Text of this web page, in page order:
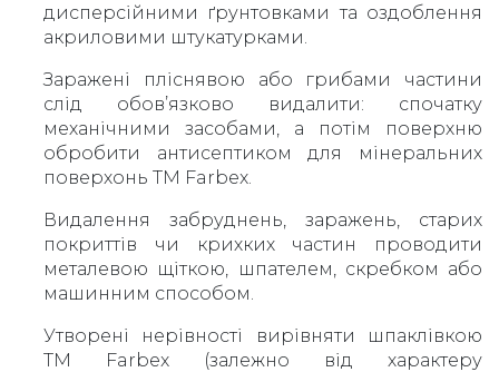
дисперсійними ґрунтовками та оздоблення
акриловими штукатурками.
Заражені пліснявою або грибами частини
слід обов’язково видалити: спочатку
механічними засобами, а потім поверхню
обробити антисептиком для мінеральних
поверхонь ТМ Farbex.
Видалення забруднень, заражень, старих
покриттів чи крихких частин проводити
металевою щіткою, шпателем, скребком або
машинним способом.
Утворені нерівності вирівняти шпаклівкою
ТМ Farbex (залежно від характеру